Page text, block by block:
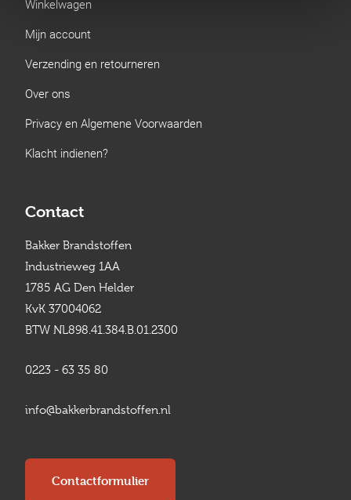
Winkelwagen
Mijn account
Verzending en retourneren
Over ons
Privacy en Algemene Voorwaarden
Klacht indienen?
Contact
Bakker Brandstoffen
Industrieweg 1AA
1785 AG Den Helder
KvK 37004062
BTW NL898.41.384.B.01.2300
0223 - 63 35 80
info@bakkerbrandstoffen.nl
Contactformulier